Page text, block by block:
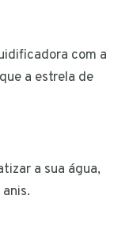
com a
a estrela de
a sua água,